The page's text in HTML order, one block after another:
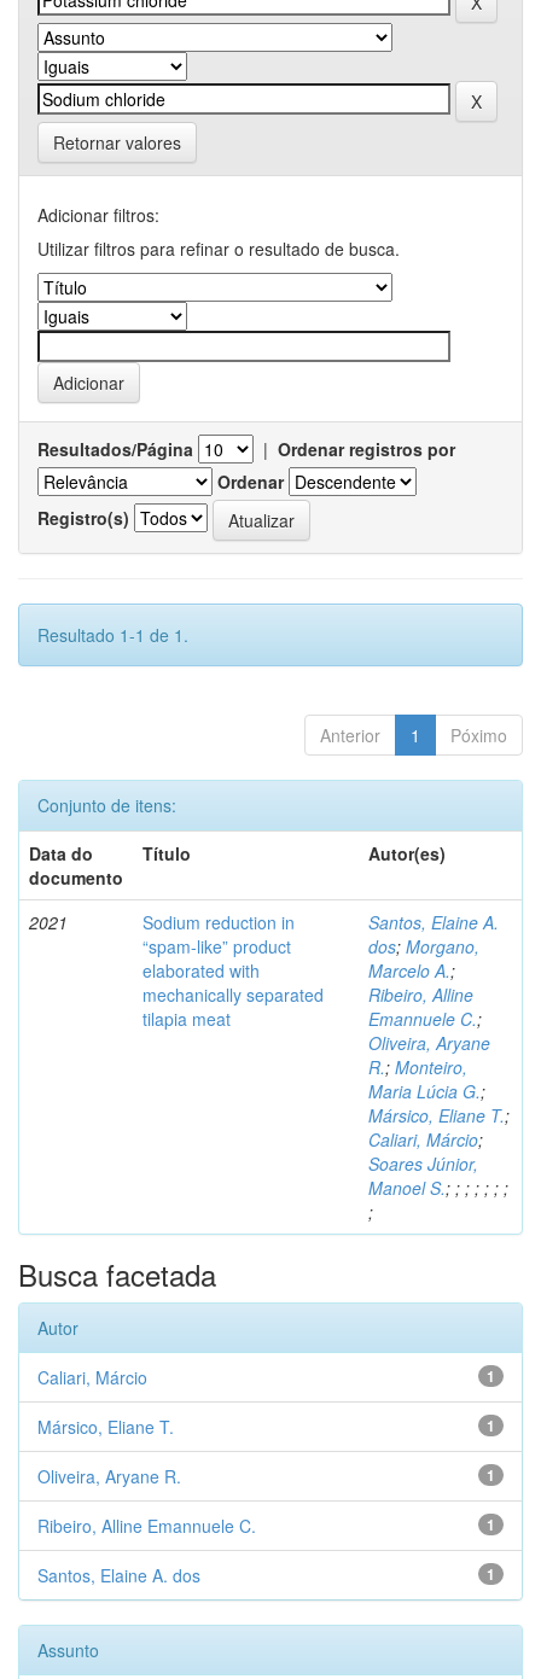
Retornar valores
Adicionar filtros:
Utilizar filtros para refinar o resultado de busca.
Resultados/Página | Ordenar registros por
Ordenar
Registro(s)
Resultado 1-1 de 1.
Anterior 1 Póximo
Conjunto de itens:
Data do
documento
Título Autor(es)
2021
Sodium reduction in
“spam-like” product
elaborated with
mechanically separated
tilapia meat
Santos, Elaine A.
dos; Morgano,
Marcelo A.;
Ribeiro, Alline
Emannuele C.;
Oliveira, Aryane
R.; Monteiro,
Maria Lúcia G.;
Mársico, Eliane T.;
Caliari, Márcio;
Soares Júnior,
Manoel S.; ; ; ; ; ; ;
;
Busca facetada
Autor
1
Caliari, Márcio
1
Mársico, Eliane T.
1
Oliveira, Aryane R.
1
Ribeiro, Alline Emannuele C.
1
Santos, Elaine A. dos
Assunto